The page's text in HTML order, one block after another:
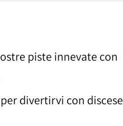
piste innevate con
divertirvi con discese